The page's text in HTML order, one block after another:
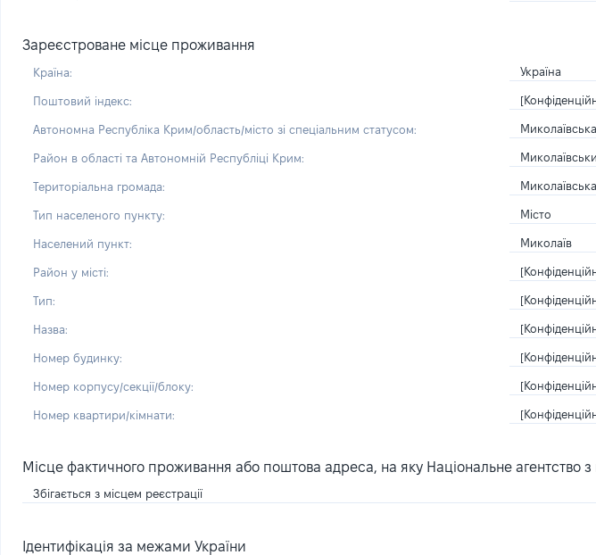
Зареєстроване місце проживання
Країна: Україна
Поштовий індекс:
Автономна Республіка Крим/область/місто зі спеціальним статусом: Миколаївська
Район в області та Автономній Республіці Крим:
Територіальна громада: Миколаївська
Тип населеного пункту: Місто
Населений пункт: Миколаїв
Район у місті:
Тип:
Назва:
Номер будинку:
Номер корпусу/секції/блоку:
Номер квартири/кімнати:
Місце фактичного проживання або поштова адреса, на яку Національне агентство
Збігається з місцем реєстрації
Ідентифікація за межами України